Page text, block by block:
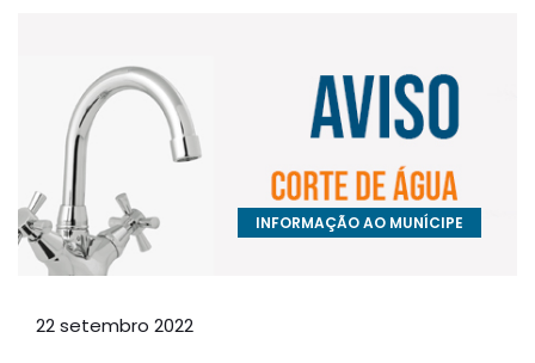
INFORMAÇÃO AO MUNÍCIPE
22 setembro 2022